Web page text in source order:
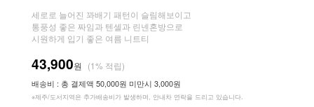
세로로 늘어진 꽈배기 패턴이 슬림해보이고
통풍성 좋은 짜임과 텐셀과 린넨혼방으로
시원하게 입기 좋은 여름 니트티
43,900원 (1% 적립)
배송비 : 총 결제액 50,000원 미만시 3,000원
※제주/도서지역은 추가배송비가 발생하며, 안내차 연락을 드리고 있습니다.